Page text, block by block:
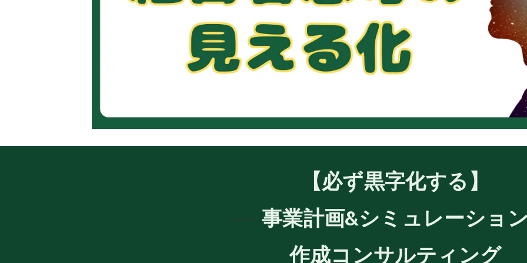
【必ず黒字化する】
事業計画&シミュレーショ